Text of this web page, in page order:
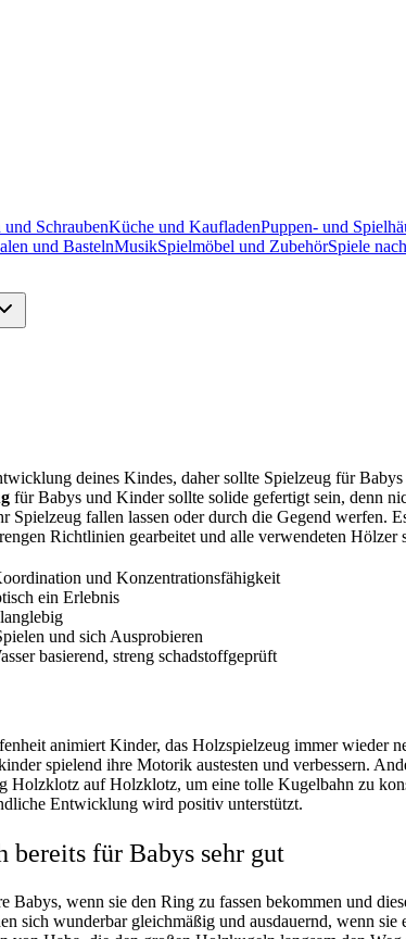
und SchraubenKüche und KaufladenPuppen- und
und BastelnMusikSpielmöbel und ZubehörSpiele
deines Kindes, daher sollte Spielzeug für
für Babys und Kinder sollte solide gefertigt sein, denn
fallen lassen oder durch die Gegend werfen.
Richtlinien gearbeitet und alle verwendeten Hölzer
und Konzentrationsfähigkeit
ein Erlebnis
und sich Ausprobieren
basierend, streng schadstoffgeprüft
animiert Kinder, das Holzspielzeug immer wieder
spielend ihre Motorik austesten und verbessern.
Holzklotz auf Holzklotz, um eine tolle Kugelbahn zu
Entwicklung wird positiv unterstützt.
bereits für Babys sehr gut
Babys, wenn sie den Ring zu fassen bekommen und
sich wunderbar gleichmäßig und ausdauernd, wenn